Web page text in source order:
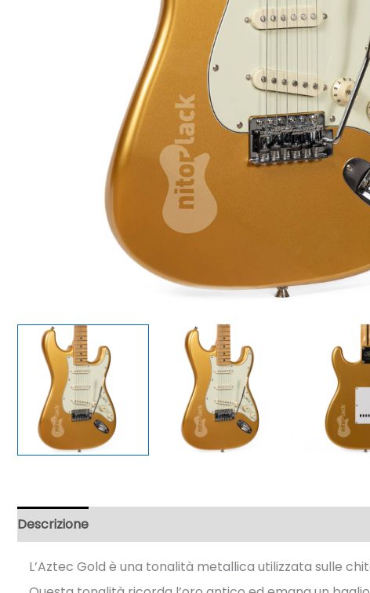
Descrizione
L’Aztec Gold è una tonalità metallica utilizzata sulle